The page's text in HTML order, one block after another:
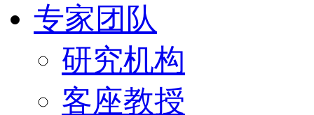
专家团队
研究机构
客座教授